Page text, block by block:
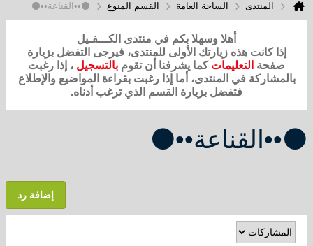
المنتدى الساحة العامة القسم المنوع ⚫••القناعة••⚫
أهلا وسهلا بكم في منتدى الكـــفـيل
إذا كانت هذه زيارتك الأولى للمنتدى، فيرجى التفضل بزيارة
صفحة التعليمات كما يشرفنا أن تقوم بالتسجيل ، إذا رغبت
بالمشاركة في المنتدى، أما إذا رغبت بقراءة المواضيع والإطلاع
فتفضل بزيارة القسم الذي ترغب أدناه.
⚫••القناعة••⚫
إضافة رد